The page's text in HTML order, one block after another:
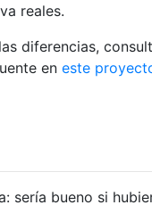
reales.
diferencias,
en este
sería bueno si